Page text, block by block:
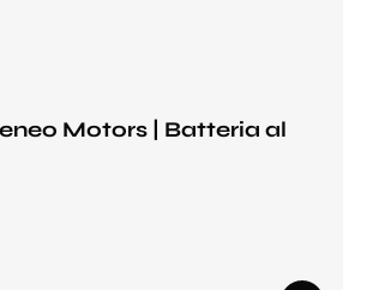
Motors | Batteria al